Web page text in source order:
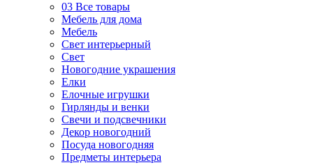
03 Все товары
Мебель для дома
Мебель
Свет интерьерный
Свет
Новогодние украшения
Елки
Елочные игрушки
Гирлянды и венки
Свечи и подсвечники
Декор новогодний
Посуда новогодняя
Предметы интерьера